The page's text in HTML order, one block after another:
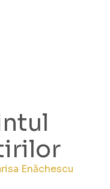
Enăchescu